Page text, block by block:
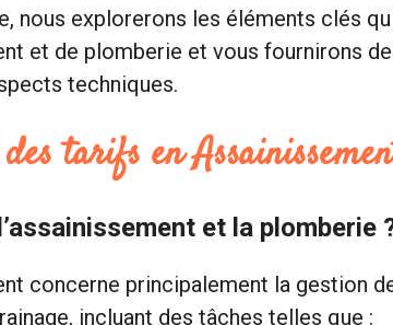
nous explorerons les éléments clés
et de plomberie et vous fournirons
techniques.
tarifs en
et la plomberie
concerne principalement la gestion
incluant des tâches telles que :